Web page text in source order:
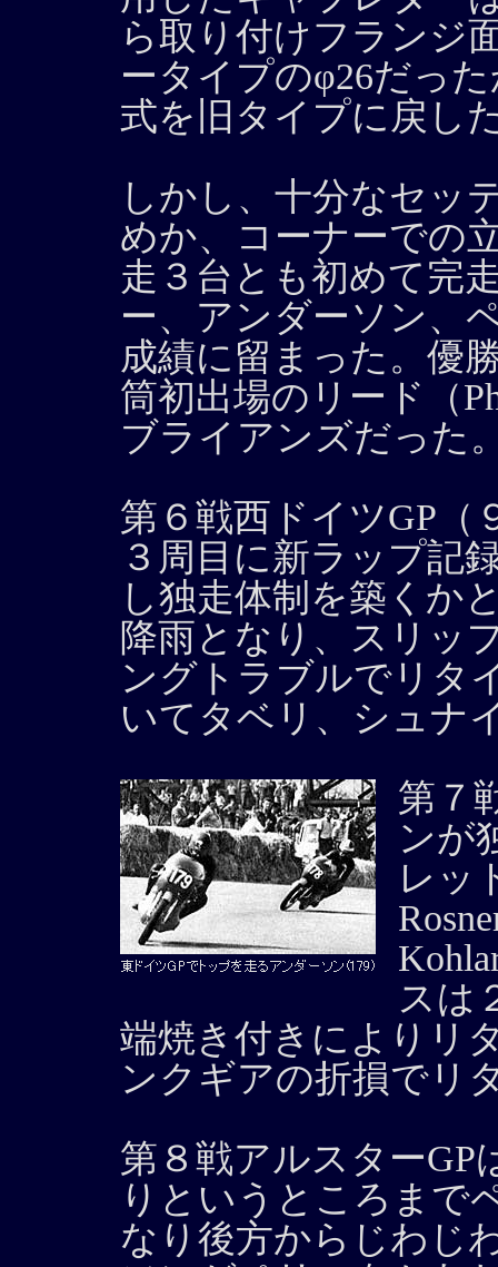
ら取り付けフランジ
ータイプのφ26だっ
式を旧タイプに戻し
しかし、十分なセッ
めか、コーナーでの
走３台とも初めて完
ー、アンダーソン、
成績に留まった。優
筒初出場のリード（
ブライアンズだった
第６戦西ドイツGP（
３周目に新ラップ記
し独走体制を築くか
降雨となり、スリッ
ングトラブルでリタ
いてタベリ、シュナ
第７
ンが
レッ
スは
端焼き付きによりリ
ンクギアの折損でリ
第８戦アルスターGP
りというところまで
なり後方からじわじ